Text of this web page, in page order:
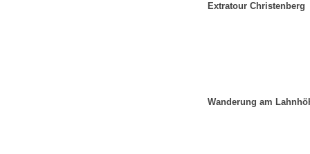
Extratour Christenberg
Wanderung am